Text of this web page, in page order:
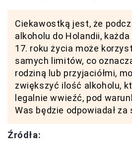
Ciekawostką jest, że
alkoholu do Holandii,
17. roku życia może
samych limitów, co
rodziną lub przyjaciółmi,
zwiększyć ilość alkoholu,
legalnie wwieźć, pod
Was będzie odpowiadał
Źródła: